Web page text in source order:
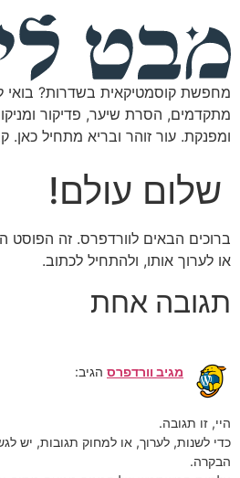
מחפשת קוסמטיקאית בשדרות? בואי
מתקדמים, הסרת שיער, פדיקור
ומפנקת. עור זוהר ובריא מתחיל כאן.
שלום עולם!
ברוכים הבאים לוורדפרס. זה הפוסט
או לערוך אותו, ולהתחיל לכתוב.
תגובה אחת
מגיב וורדפרס הגיב:
היי, זו תגובה.
כדי לשנות, לערוך, או למחוק תגובות, יש
הבקרה.